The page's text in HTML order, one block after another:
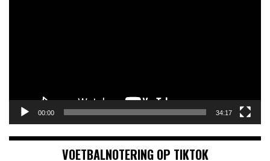
00:00 34:17
VOETBALNOTERING OP TIKTOK